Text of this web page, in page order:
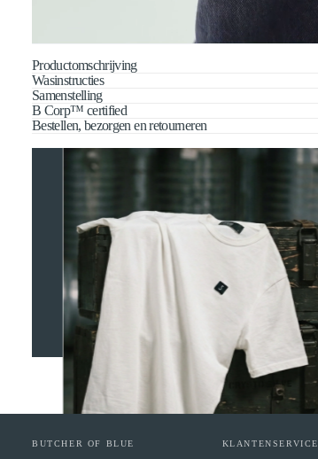
Productomschrijving
Wasinstructies
Samenstelling
B Corp™ certified
Bestellen, bezorgen en retourneren
BUTCHER OF BLUE KLANTENSERVICE